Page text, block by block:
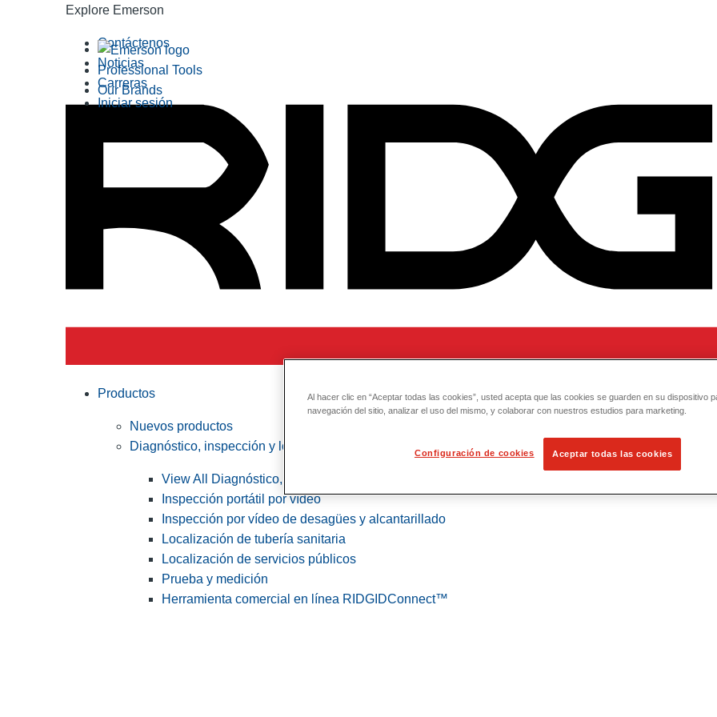
Explore Emerson
Professional Tools
Our Brands
Contáctenos
Noticias
Carreras
Iniciar sesión
Productos
Nuevos productos
Diagnóstico, inspección y localización
View All Diagnóstico, inspección y localización
Inspección portátil por vídeo
Inspección por vídeo de desagües y alcantarillado
Localización de tubería sanitaria
Localización de servicios públicos
Prueba y medición
Herramienta comercial en línea RIDGIDConnect™
Al hacer clic en “Aceptar todas las cookies”, usted acepta que las cookies se guarden en su dispositivo
navegación del sitio, analizar el uso del mismo, y colaborar con nuestros estudios para marketing.
Configuración de cookies Aceptar todas las cookies